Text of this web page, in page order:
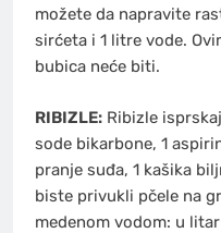
možete da napravite
sirćeta i 1 litre vode.
bubica neće biti.
RIBIZLE: Ribizle
sode bikarbone, 1
pranje suđa, 1 kašika
biste privukli pčele na
medenom vodom: u